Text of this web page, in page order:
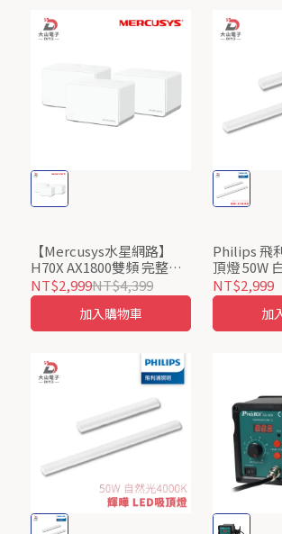
【Mercusys水星網路】
H70X AX1800雙頻 完整家
庭 Mesh Wi-Fi 6 路由器 3
入
NT$2,999NT$4,399
加入購物車
Philips 飛
頂燈 50W
NT$2,999
加